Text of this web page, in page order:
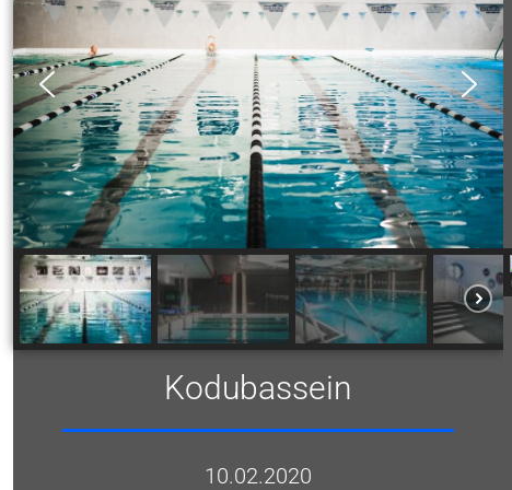
Kodubassein
10.02.2020